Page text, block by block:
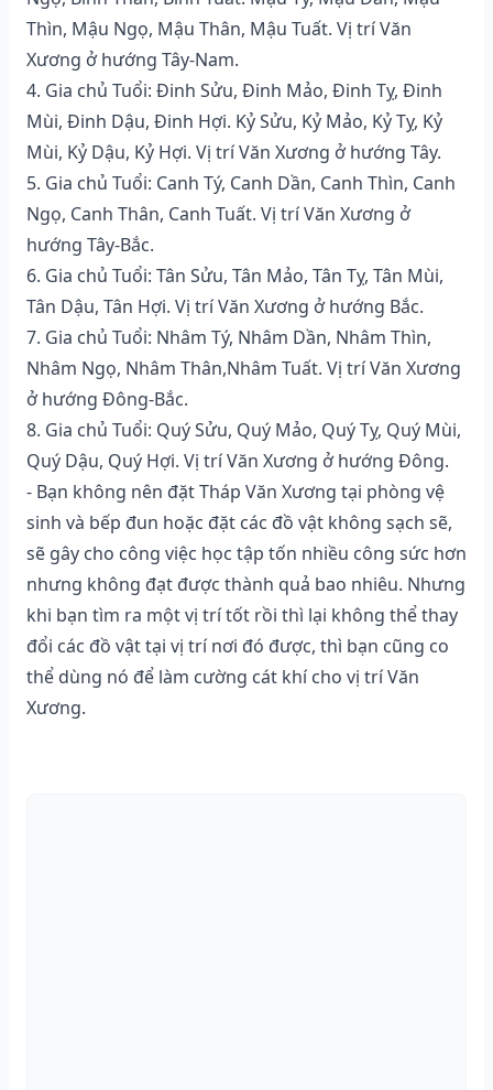
Thìn, Mậu Ngọ, Mậu Thân, Mậu Tuất. Vị trí Văn
Xương ở hướng Tây-Nam.
4. Gia chủ Tuổi: Đinh Sửu, Đinh Mảo, Đinh Tỵ, Đinh
Mùi, Đinh Dậu, Đinh Hợi. Kỷ Sửu, Kỷ Mảo, Kỷ Tỵ, Kỷ
Mùi, Kỷ Dậu, Kỷ Hợi. Vị trí Văn Xương ở hướng Tây.
5. Gia chủ Tuổi: Canh Tý, Canh Dần, Canh Thìn, Canh
Ngọ, Canh Thân, Canh Tuất. Vị trí Văn Xương ở
hướng Tây-Bắc.
6. Gia chủ Tuổi: Tân Sửu, Tân Mảo, Tân Tỵ, Tân Mùi,
Tân Dậu, Tân Hợi. Vị trí Văn Xương ở hướng Bắc.
7. Gia chủ Tuổi: Nhâm Tý, Nhâm Dần, Nhâm Thìn,
Nhâm Ngọ, Nhâm Thân,Nhâm Tuất. Vị trí Văn Xương
ở hướng Đông-Bắc.
8. Gia chủ Tuổi: Quý Sửu, Quý Mảo, Quý Tỵ, Quý Mùi,
Quý Dậu, Quý Hợi. Vị trí Văn Xương ở hướng Đông.
- Bạn không nên đặt Tháp Văn Xương tại phòng vệ
sinh và bếp đun hoặc đặt các đồ vật không sạch sẽ,
sẽ gây cho công việc học tập tốn nhiều công sức hơn
nhưng không đạt được thành quả bao nhiêu. Nhưng
khi bạn tìm ra một vị trí tốt rồi thì lại không thể thay
đổi các đồ vật tại vị trí nơi đó được, thì bạn cũng co
thể dùng nó để làm cường cát khí cho vị trí Văn
Xương.